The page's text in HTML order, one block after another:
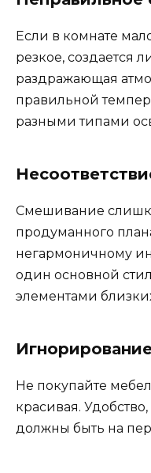
Если в комнате
резкое, создается
раздражающая
правильной
разными типами
Смешивание
продуманного
негармоничному
один основной
элементами
Не покупайте
красивая.
должны быть на